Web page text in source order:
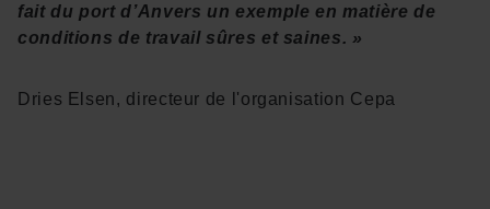
fait du port d’Anvers un exemple en matière de
conditions de travail sûres et saines. »
Dries Elsen, directeur de l'organisation Cepa